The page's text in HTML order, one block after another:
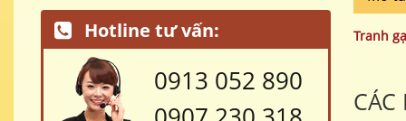
Tranh
Hotline tư vấn:
0913 052 890